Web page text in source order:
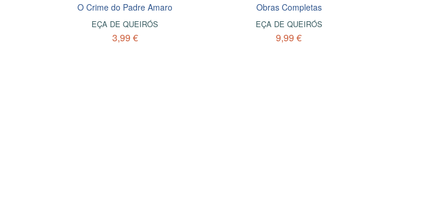
O Crime do Padre Amaro
EÇA DE QUEIRÓS
3,99 €
Obras Completas
EÇA DE QUEIRÓS
9,99 €